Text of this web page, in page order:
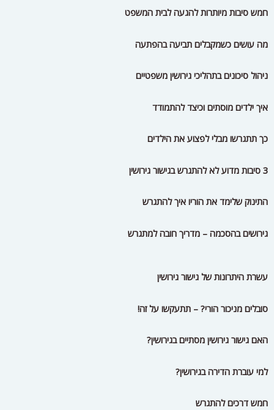
חמש סיבות מיותרות להגעה לבית המשפט
מה עושים כשמקבלים תביעה בהפתעה
ניהול סיכונים בתהליכי גירושין משפטיים
איך ילדים מוסתים וכיצד להתמודד
כך תתגרשו מבלי לפצוע את הילדים
3 סיבות מדוע לא להתגרש בגישור גירושין
התינוק שלימד את הוריו איך להתגרש
גירושים בהסכמה – מדריך חובה למתגרש
עשרת היתרונות של גישור גירושין
סובלים מניכור הורי? – תתעקשו על זה!
האם גישור גירושין מסתיים בגירושין?
למי עוברת הדירה בגירושין?
חמש דרכים להתגרש